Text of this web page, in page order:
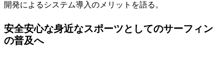
開発によるシステム導入のメリットを語る。
安全安心な身近なスポーツとしてのサーフィン
の普及へ